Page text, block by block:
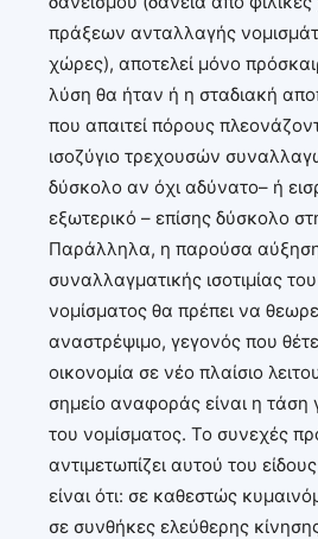
πράξεων ανταλλαγής
χώρες), αποτελεί μόνο
λύση θα ήταν ή η σταδιακή
που απαιτεί πόρους
ισοζύγιο τρεχουσών
δύσκολο αν όχι αδύνατο– ή
εξωτερικό – επίσης δύσκολο
Παράλληλα, η παρούσα
συναλλαγματικής ισοτιμίας
νομίσματος θα πρέπει να
αναστρέψιμο, γεγονός που
οικονομία σε νέο πλαίσιο
σημείο αναφοράς είναι η τάση
του νομίσματος. Το συνεχές
αντιμετωπίζει αυτού του
είναι ότι: σε καθεστώς
σε συνθήκες ελεύθερης